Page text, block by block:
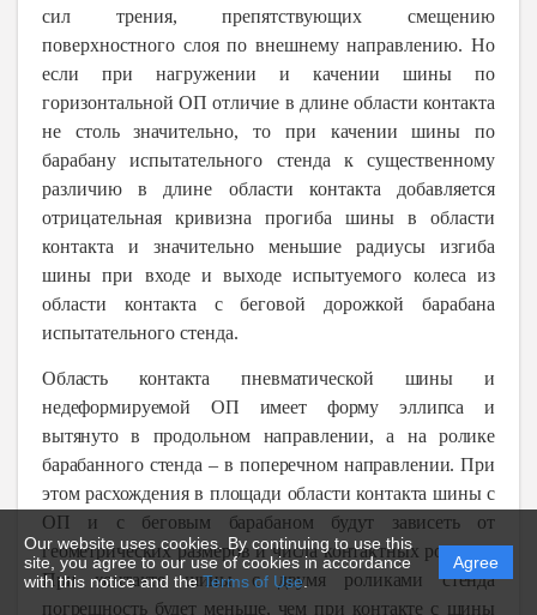
Our website uses cookies. By continuing to use this
site, you agree to our use of cookies in accordance
with this notice and theTerms of Use.
Agree
сил трения, препятствующих смещению
поверхностного слоя по внешнему направлению. Но
если при нагружении и качении шины по
горизонтальной ОП отличие в длине области контакта
не столь значительно, то при качении шины по
барабану испытательного стенда к существенному
различию в длине области контакта добавляется
отрицательная кривизна прогиба шины в области
контакта и значительно меньшие радиусы изгиба
шины при входе и выходе испытуемого колеса из
области контакта с беговой дорожкой барабана
испытательного стенда.
Область контакта пневматической шины и
недеформируемой ОП имеет форму эллипса и
вытянуто в продольном направлении, а на ролике
барабанного стенда ‒ в поперечном направлении. При
этом расхождения в площади области контакта шины с
ОП и с беговым барабаном будут зависеть от
геометрических размеров и числа контактных роликов.
При контакте шины с двумя роликами стенда
погрешность будет меньше, чем при контакте с шины